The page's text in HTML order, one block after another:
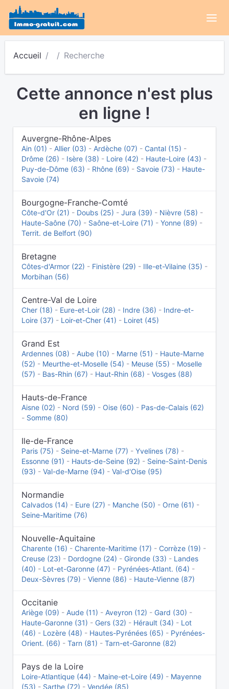
Accueil Recherche
Cette annonce n'est plus
en ligne !
Auvergne-Rhône-Alpes
Ain (01) - Allier (03) - Ardèche (07) - Cantal (15) -
Drôme (26) - Isère (38) - Loire (42) - Haute-Loire (43) -
Puy-de-Dôme (63) - Rhône (69) - Savoie (73) - Haute-
Savoie (74)
Bourgogne-Franche-Comté
Côte-d'Or (21) - Doubs (25) - Jura (39) - Nièvre (58) -
Haute-Saône (70) - Saône-et-Loire (71) - Yonne (89) -
Territ. de Belfort (90)
Bretagne
Côtes-d'Armor (22) - Finistère (29) - Ille-et-Vilaine (35) -
Morbihan (56)
Centre-Val de Loire
Cher (18) - Eure-et-Loir (28) - Indre (36) - Indre-et-
Loire (37) - Loir-et-Cher (41) - Loiret (45)
Grand Est
Ardennes (08) - Aube (10) - Marne (51) - Haute-Marne
(52) - Meurthe-et-Moselle (54) - Meuse (55) - Moselle
(57) - Bas-Rhin (67) - Haut-Rhin (68) - Vosges (88)
Hauts-de-France
Aisne (02) - Nord (59) - Oise (60) - Pas-de-Calais (62)
- Somme (80)
Ile-de-France
Paris (75) - Seine-et-Marne (77) - Yvelines (78) -
Essonne (91) - Hauts-de-Seine (92) - Seine-Saint-Denis
(93) - Val-de-Marne (94) - Val-d'Oise (95)
Normandie
Calvados (14) - Eure (27) - Manche (50) - Orne (61) -
Seine-Maritime (76)
Nouvelle-Aquitaine
Charente (16) - Charente-Maritime (17) - Corrèze (19) -
Creuse (23) - Dordogne (24) - Gironde (33) - Landes
(40) - Lot-et-Garonne (47) - Pyrénées-Atlant. (64) -
Deux-Sèvres (79) - Vienne (86) - Haute-Vienne (87)
Occitanie
Ariège (09) - Aude (11) - Aveyron (12) - Gard (30) -
Haute-Garonne (31) - Gers (32) - Hérault (34) - Lot
(46) - Lozère (48) - Hautes-Pyrénées (65) - Pyrénées-
Orient. (66) - Tarn (81) - Tarn-et-Garonne (82)
Pays de la Loire
Loire-Atlantique (44) - Maine-et-Loire (49) - Mayenne
(53) - Sarthe (72) - Vendée (85)